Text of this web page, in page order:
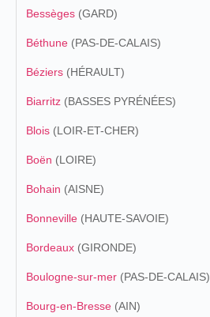
Bessèges (GARD)
Béthune (PAS-DE-CALAIS)
Béziers (HÉRAULT)
Biarritz (BASSES PYRÉNÉES)
Blois (LOIR-ET-CHER)
Boën (LOIRE)
Bohain (AISNE)
Bonneville (HAUTE-SAVOIE)
Bordeaux (GIRONDE)
Boulogne-sur-mer (PAS-DE-CALAIS)
Bourg-en-Bresse (AIN)